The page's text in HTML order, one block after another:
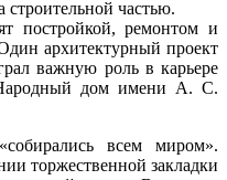
строительной частью.
постройкой, ремонтом и
архитектурный проект
важную роль в карьере
дом имени А. С.
всем миром».
торжественной закладки